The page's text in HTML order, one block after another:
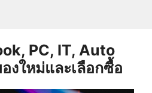
PC, IT, Auto
งใหม่และเลือกซื้อ